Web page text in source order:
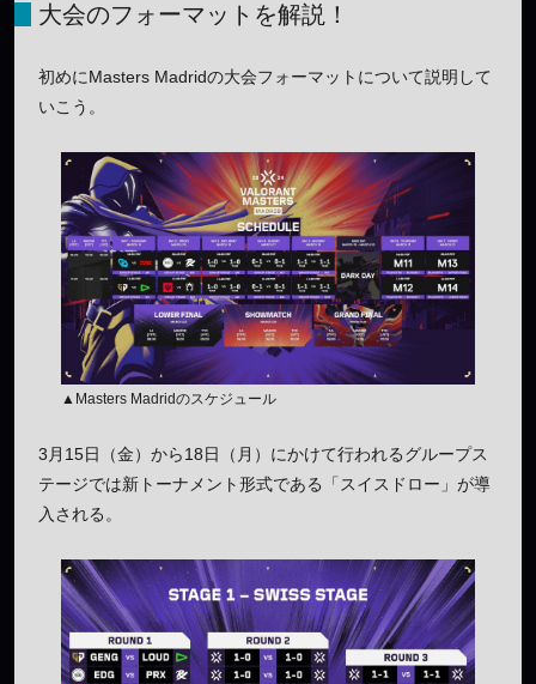
大会のフォーマットを解説！
初めにMasters Madridの大会フォーマットについて説明して
いこう。
▲Masters Madridのスケジュール
3月15日（金）から18日（月）にかけて行われるグループス
テージでは新トーナメント形式である「スイスドロー」が導
入される。